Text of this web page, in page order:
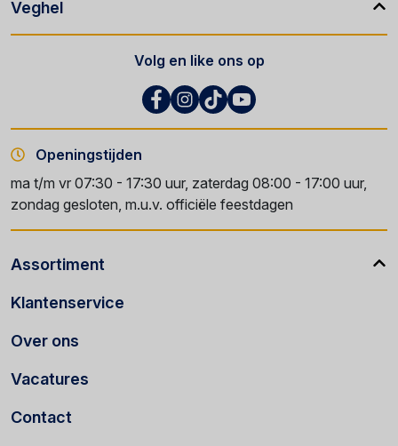
Veghel
Volg en like ons op
Openingstijden
ma t/m vr 07:30 - 17:30 uur, zaterdag 08:00 - 17:00 uur,
zondag gesloten, m.u.v. officiële feestdagen
Assortiment
Klantenservice
Over ons
Vacatures
Contact